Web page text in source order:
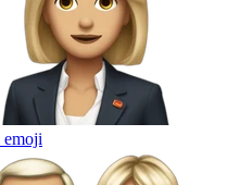
emoji